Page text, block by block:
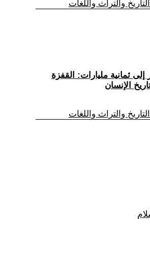
والتراث واللغات
إلى ثمانية مليارات: القفزة
الإنسان
والتراث واللغات